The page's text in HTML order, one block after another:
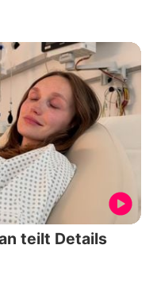
teilt Details